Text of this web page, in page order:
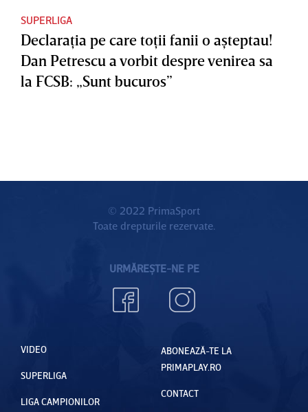
SUPERLIGA
Declaraţia pe care toţii fanii o aşteptau!
Dan Petrescu a vorbit despre venirea sa
la FCSB: „Sunt bucuros”
© 2022 PrimaSport
Toate drepturile rezervate.
URMĂREȘTE-NE PE
VIDEO
SUPERLIGA
LIGA CAMPIONILOR
ABONEAZĂ-TE LA
PRIMAPLAY.RO
CONTACT